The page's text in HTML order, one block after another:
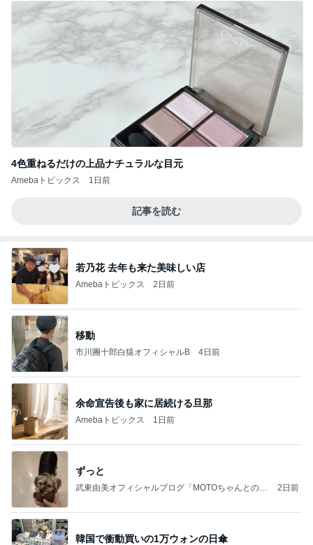
4色重ねるだけの上品ナチュラルな目元
Amebaトピックス 1日前
記事を読む
若乃花 去年も来た美味しい店
Amebaトピックス 2日前
移動
市川團十郎白猿オフィシャルB 4日前
余命宣告後も家に居続ける旦那
Amebaトピックス 1日前
ずっと
武東由美オフィシャルブログ「MOTOちゃんとのは
2日前
韓国で衝動買いの1万ウォンの日傘